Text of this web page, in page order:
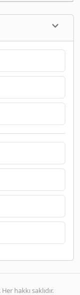
hakkı saklıdır.